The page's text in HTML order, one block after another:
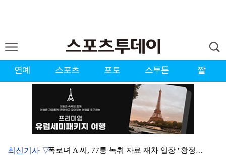
연예 스포츠 포토 스투툰 짤
폭로녀 A 씨, 77통 녹취 자료 재차 입장 "황정민은…
최신기사 ▽